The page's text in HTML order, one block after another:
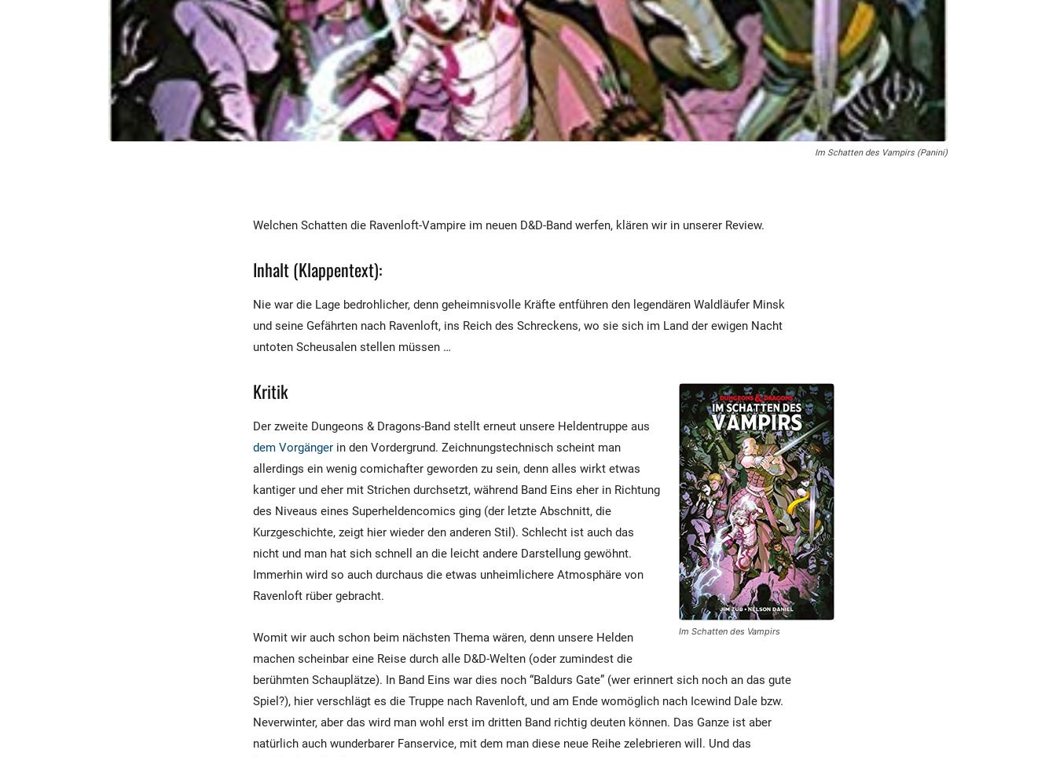
Im Schatten des Vampirs (Panini)
Welchen Schatten die Ravenloft-Vampire im neuen D&D-Band werfen, klären wir in unserer Review.
Inhalt (Klappentext):
Nie war die Lage bedrohlicher, denn geheimnisvolle Kräfte entführen den legendären Waldläufer Minsk
und seine Gefährten nach Ravenloft, ins Reich des Schreckens, wo sie sich im Land der ewigen Nacht
untoten Scheusalen stellen müssen …
Im Schatten des Vampirs
Kritik
Der zweite Dungeons & Dragons-Band stellt erneut unsere Heldentruppe aus
dem Vorgänger in den Vordergrund. Zeichnungstechnisch scheint man
allerdings ein wenig comichafter geworden zu sein, denn alles wirkt etwas
kantiger und eher mit Strichen durchsetzt, während Band Eins eher in Richtung
des Niveaus eines Superheldencomics ging (der letzte Abschnitt, die
Kurzgeschichte, zeigt hier wieder den anderen Stil). Schlecht ist auch das
nicht und man hat sich schnell an die leicht andere Darstellung gewöhnt.
Immerhin wird so auch durchaus die etwas unheimlichere Atmosphäre von
Ravenloft rüber gebracht.
Womit wir auch schon beim nächsten Thema wären, denn unsere Helden
machen scheinbar eine Reise durch alle D&D-Welten (oder zumindest die
berühmten Schauplätze). In Band Eins war dies noch “Baldurs Gate” (wer erinnert sich noch an das gute
Spiel?), hier verschlägt es die Truppe nach Ravenloft, und am Ende womöglich nach Icewind Dale bzw.
Neverwinter, aber das wird man wohl erst im dritten Band richtig deuten können. Das Ganze ist aber
natürlich auch wunderbarer Fanservice, mit dem man diese neue Reihe zelebrieren will. Und das